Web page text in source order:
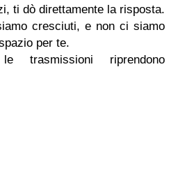
ti dò direttamente la risposta.
cresciuti, e non ci siamo
per te.
trasmissioni riprendono